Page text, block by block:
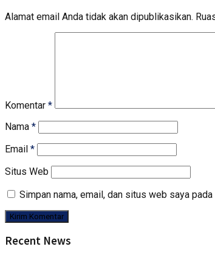
Alamat email Anda tidak akan dipublikasikan.
Komentar *
Nama *
Email *
Situs Web
Simpan nama, email, dan situs web saya
Recent News